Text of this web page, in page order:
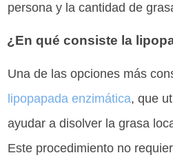
persona y la cantidad de
¿En qué consiste la
Una de las opciones más
lipopapada enzimática, que
ayudar a disolver la grasa
Este procedimiento no